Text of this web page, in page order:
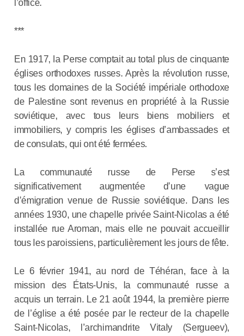
l’office.
***
En 1917, la Perse comptait au total plus de cinquante
églises orthodoxes russes. Après la révolution russe,
tous les domaines de la Société impériale orthodoxe
de Palestine sont revenus en propriété à la Russie
soviétique, avec tous leurs biens mobiliers et
immobiliers, y compris les églises d’ambassades et
de consulats, qui ont été fermées.
La communauté russe de Perse s’est
significativement augmentée d’une vague
d’émigration venue de Russie soviétique. Dans les
années 1930, une chapelle privée Saint-Nicolas a été
installée rue Aroman, mais elle ne pouvait accueillir
tous les paroissiens, particulièrement les jours de fête.
Le 6 février 1941, au nord de Téhéran, face à la
mission des États-Unis, la communauté russe a
acquis un terrain. Le 21 août 1944, la première pierre
de l’église a été posée par le recteur de la chapelle
Saint-Nicolas, l’archimandrite Vitaly (Sergueev),